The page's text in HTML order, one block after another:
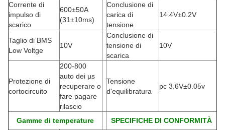
Corrente di
impulso di
scarico
600±50A
(31±10ms)
Conclusione di
carica di
tensione
14.4V±0.2V
Taglio di BMS
Low Voltge
10V
Conclusione di
tensione di
scarica
10V
Protezione di
cortocircuito
200-800
auto dei µs
recuperare o
fare pagare
rilascio
Tensione
d'equilibratura
pc 3.6V±0.05v
Gamme di temperature SPECIFICHE DI CONFORMITÀ